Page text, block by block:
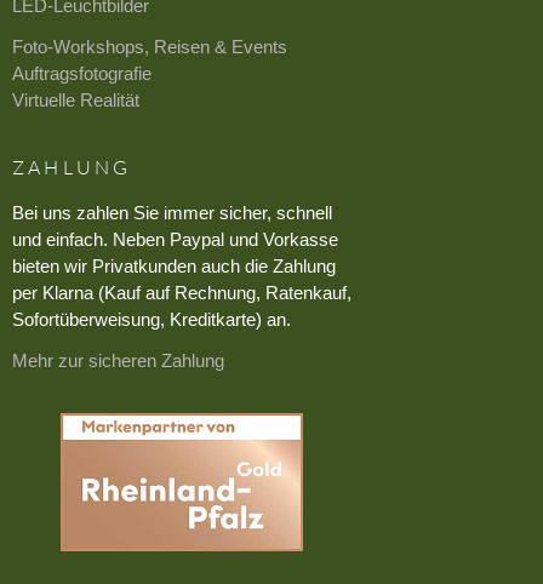
LED-Leuchtbilder
Foto-Workshops, Reisen & Events
Auftragsfotografie
Virtuelle Realität
ZAHLUNG
Bei uns zahlen Sie immer sicher, schnell
und einfach. Neben Paypal und Vorkasse
bieten wir Privatkunden auch die Zahlung
per Klarna (Kauf auf Rechnung, Ratenkauf,
Sofortüberweisung, Kreditkarte) an.
Mehr zur sicheren Zahlung